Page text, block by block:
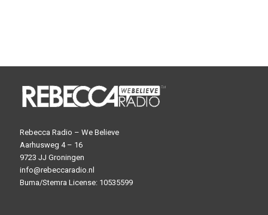
Rebecca Radio – We Believe
Aarhusweg 4 – 16
9723 JJ Groningen
info@rebeccaradio.nl
Buma/Stemra License: 10535599